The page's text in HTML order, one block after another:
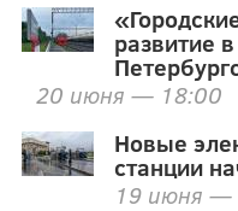
развитие
20 июня — 18:00
Новые
станции
19 июня —